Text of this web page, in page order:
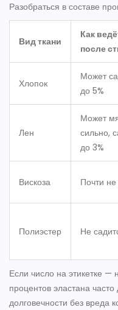
Разобраться в составе
Вид ткани
Как
после
Хлопок
Может
до 5%
Лен
Может
сильно,
до 3%
Вискоза Почти не
Полиэстер Не
Если число на этикетке —
процентов эластана
долговечности без